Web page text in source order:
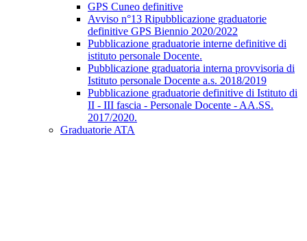
GPS Cuneo definitive
Avviso n°13 Ripubblicazione graduatorie
definitive GPS Biennio 2020/2022
Pubblicazione graduatorie interne definitive di
istituto personale Docente.
Pubblicazione graduatoria interna provvisoria di
Istituto personale Docente a.s. 2018/2019
Pubblicazione graduatorie definitive di Istituto di
II - III fascia - Personale Docente - AA.SS.
2017/2020.
Graduatorie ATA